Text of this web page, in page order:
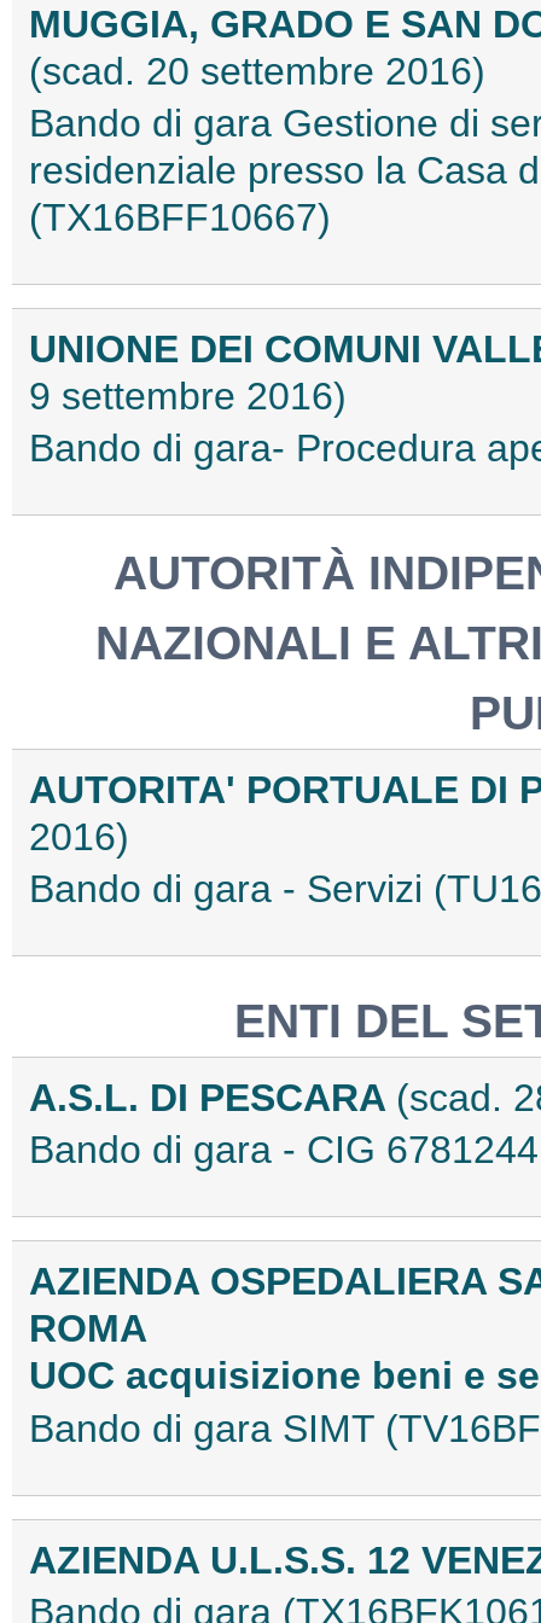
MUGGIA, GRADO E SAN
(scad. 20 settembre 2016)
Bando di gara Gestione di
residenziale presso la Casa
(TX16BFF10667)
UNIONE DEI COMUNI
9 settembre 2016)
Bando di gara- Procedura
AUTORITÀ
NAZIONALI E
AUTORITA' PORTUALE DI
2016)
Bando di gara - Servizi
ENTI DEL
A.S.L. DI PESCARA (scad.
Bando di gara - CIG
AZIENDA OSPEDALIERA
ROMA
UOC acquisizione beni e
Bando di gara SIMT
AZIENDA U.L.S.S. 12
Bando di gara